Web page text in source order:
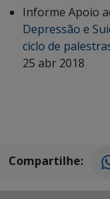
Informe Apoio
Depressão e
ciclo de
25 abr 2018
Compartilhe: